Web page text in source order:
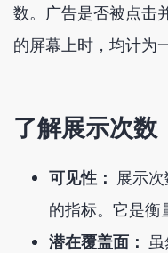
数。广告是否被点击
的屏幕上时，均计为
了解展示次数
可见性： 展示
的指标。它是衡
潜在覆盖面：